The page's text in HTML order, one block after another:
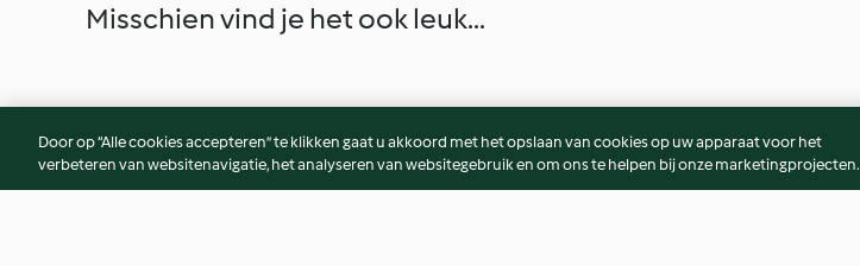
Misschien vind je het ook leuk...
Door op “Alle cookies accepteren” te klikken gaat u akkoord met het opslaan van cookies op uw apparaat voor het
verbeteren van websitenavigatie, het analyseren van websitegebruik en om ons te helpen bij onze marketingprojecten.